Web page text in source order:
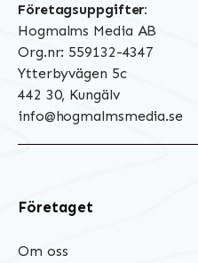
Företagsuppgifter:
Hogmalms Media AB
Org.nr: 559132-4347
Ytterbyvägen 5c
442 30, Kungälv
info@hogmalmsmedia.se
Företaget
Om oss